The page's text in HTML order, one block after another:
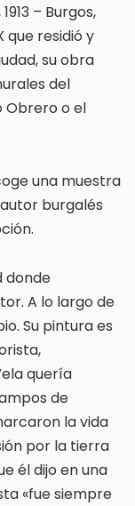
– Burgos,
que residió y
su obra
del
Obrero o el
una muestra
burgalés
donde
A lo largo de
Su pintura es
quería
de
la vida
por la tierra
él dijo en una
«fue siempre